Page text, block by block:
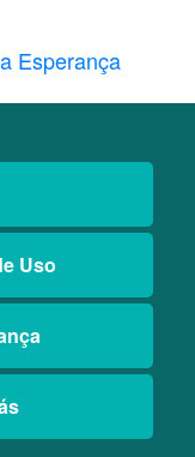
Esperança
Uso